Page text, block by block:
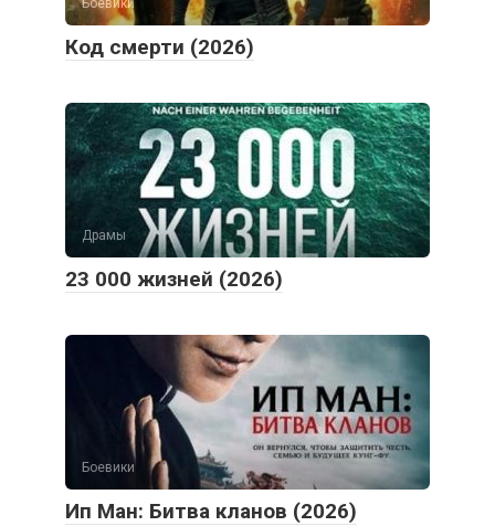
Боевики
Код смерти (2026)
Драмы
23 000 жизней (2026)
Боевики
Ип Ман: Битва кланов (2026)